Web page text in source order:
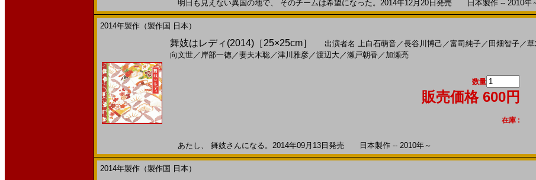
明日も見えない異国の地で、 そのチームは希望になった。2014年12月20日発売 日本製作 -- 2010年
2014年製作（製作国 日本）
舞妓はレディ(2014)［25×25cm］ 出演者名 上白石萌音／長谷川博己 ／富司純子／ 田畑智子／
向文世／ 岸部一徳／妻夫木聡／津川雅彦／渡辺大／瀬戸朝香 ／ 加瀬亮
数量
販売価格 600円
在庫 :
あたし、 舞妓さんになる。2014年09月13日発売 日本製作 -- 2010年～
2014年製作（製作国 日本）